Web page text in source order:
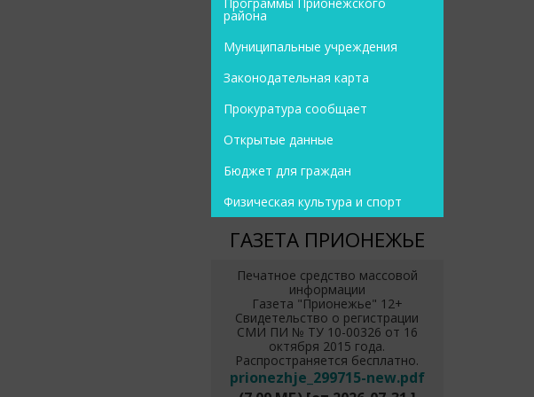
района
Муниципальные учреждения
Законодательная карта
Прокуратура сообщает
Открытые данные
Бюджет для граждан
Физическая культура и спорт
ГАЗЕТА ПРИОНЕЖЬЕ
Печатное средство массовой
информации
Газета "Прионежье" 12+
Свидетельство о регистрации
СМИ ПИ № ТУ 10-00326 от 16
октября 2015 года.
Распространяется бесплатно.
prionezhje_299715-new.pdf